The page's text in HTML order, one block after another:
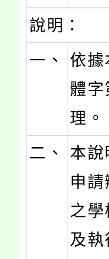
說明：
一、
依
體
理。
二、
本
申
之
及